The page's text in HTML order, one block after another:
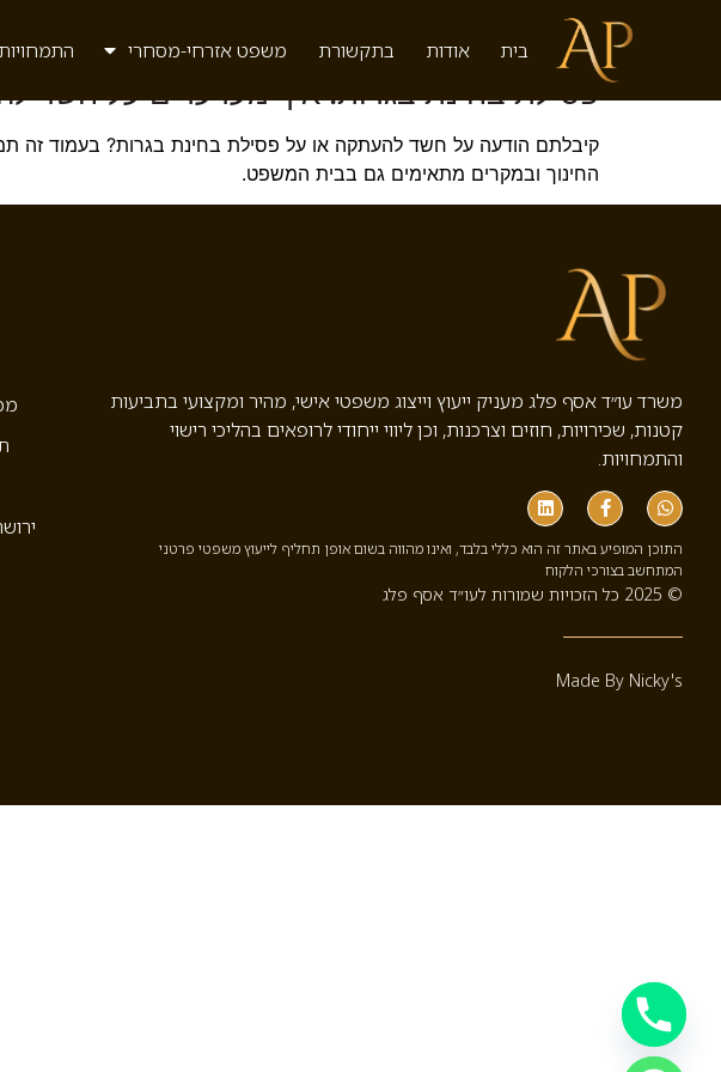
בית אודות בתקשורת משפט אזרחי-מסחרי התמחויות תגית:
פסילת בחינת בגרות: איך מערערים על חשד
קיבלתם הודעה על חשד להעתקה או על פסילת בחינת בגרות? בעמוד זה
החינוך ובמקרים מתאימים גם בבית המשפט.
משרד עו״ד אסף פלג מעניק ייעוץ וייצוג משפטי אישי, מהיר ומקצועי בתביעות
קטנות, שכירויות, חוזים וצרכנות, וכן ליווי ייחודי לרופאים בהליכי רישוי
והתמחויות.
התוכן המופיע באתר זה הוא כללי בלבד, ואינו מהווה בשום אופן תחליף לייעוץ משפטי פרטני
המתחשב בצורכי הלקוח
© 2025 כל הזכויות שמורות לעו״ד אסף פלג
Made By Nicky's